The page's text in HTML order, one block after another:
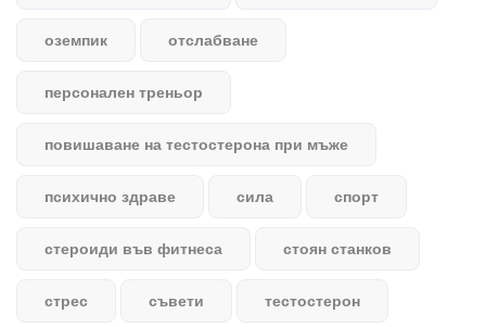
оземпик отслабване
персонален треньор
повишаване на тестостерона при мъже
психично здраве сила спорт
стероиди във фитнеса стоян станков
стрес съвети тестостерон